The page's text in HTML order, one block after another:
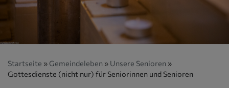
Startseite Gemeindeleben
Unsere Senioren
Gottesdienste (nicht nur) für Seniorinnen und Senioren